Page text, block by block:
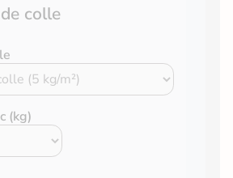
colle
(kg)